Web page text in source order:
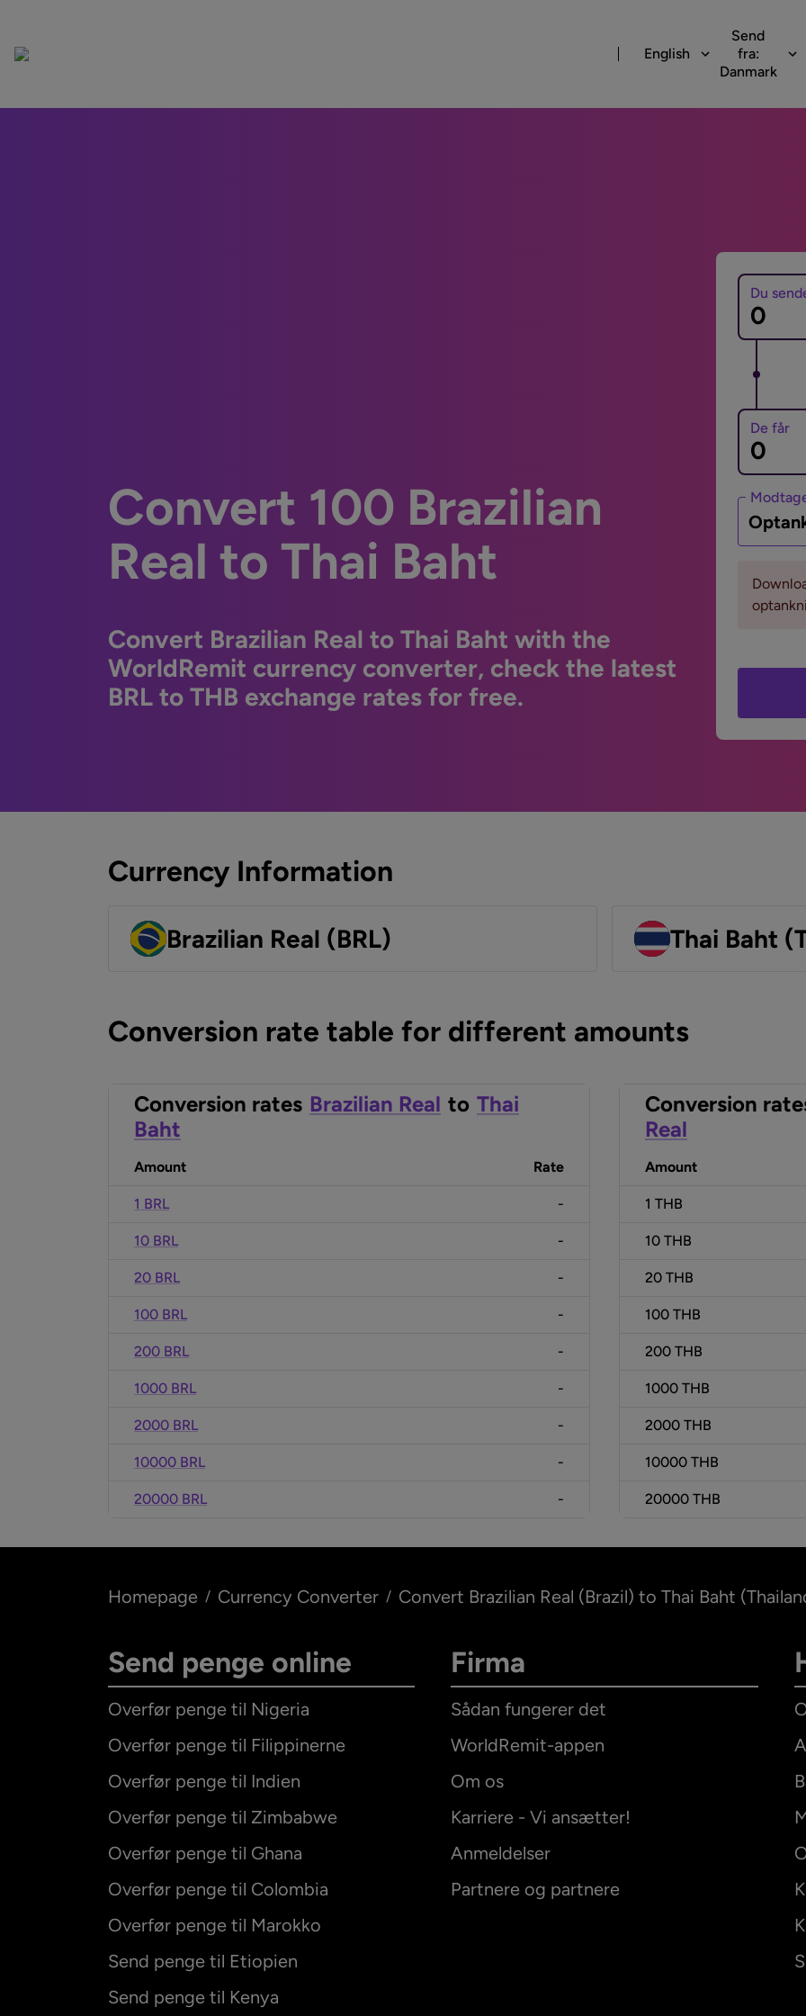
English
Send
fra:
Danmark
Convert 100 Brazilian
Real to Thai Baht
Convert Brazilian Real to Thai Baht with the
WorldRemit currency converter, check the latest
BRL to THB exchange rates for free.
Du
De får
Currency Information
Brazilian Real (BRL) Thai Baht
Conversion rate table for different amounts
Conversion rates Brazilian Real to Thai
Baht
Amount Rate
1 BRL -
10 BRL -
20 BRL -
100 BRL -
200 BRL -
1000 BRL -
2000 BRL -
10000 BRL -
20000 BRL -
Conversion
Real
Amount
1 THB
10 THB
20 THB
100 THB
200 THB
1000 THB
2000 THB
10000 THB
20000 THB
Homepage / Currency Converter / Convert Brazilian Real (Brazil) to Thai Baht
Send penge online
Overfør penge til Nigeria
Overfør penge til Filippinerne
Overfør penge til Indien
Overfør penge til Zimbabwe
Overfør penge til Ghana
Overfør penge til Colombia
Overfør penge til Marokko
Send penge til Etiopien
Send penge til Kenya
Firma
Sådan fungerer det
WorldRemit-appen
Om os
Karriere - Vi ansætter!
Anmeldelser
Partnere og partnere